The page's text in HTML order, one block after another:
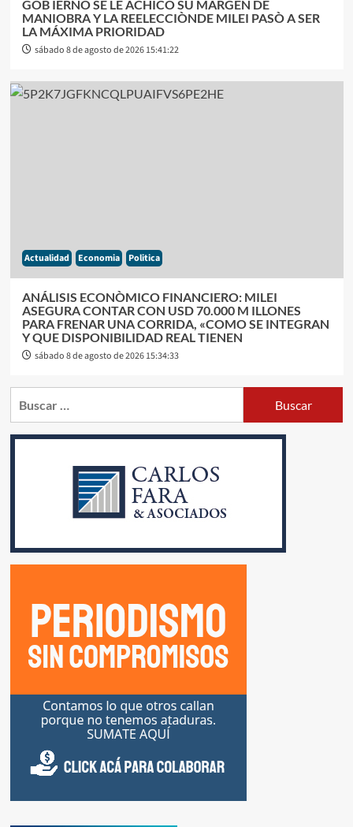
GOB IERNO SE LE ACHICÒ SU MARGEN DE
MANIOBRA Y LA REELECCIÒNDE MILEI PASÒ A SER
LA MÁXIMA PRIORIDAD
sábado 8 de agosto de 2026 15:41:22
Actualidad Economia Politica
ANÁLISIS ECONÒMICO FINANCIERO: MILEI
ASEGURA CONTAR CON USD 70.000 M ILLONES
PARA FRENAR UNA CORRIDA, «COMO SE INTEGRAN
Y QUE DISPONIBILIDAD REAL TIENEN
sábado 8 de agosto de 2026 15:34:33